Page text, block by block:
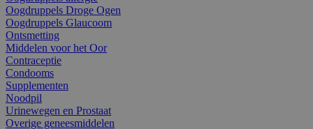
Oogdruppels Droge Ogen
Oogdruppels Glaucoom
Ontsmetting
Middelen voor het Oor
Contraceptie
Condooms
Supplementen
Noodpil
Urinewegen en Prostaat
Overige geneesmiddelen